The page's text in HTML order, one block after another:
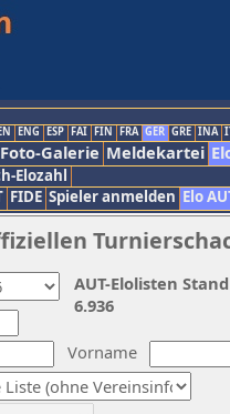
ENG ESP FAI FIN FRA GER GRE INA
Foto-Galerie Meldekartei
Elozahl
FIDE Spieler anmelden Elo
Vorname
AUT-Elolisten
6.936